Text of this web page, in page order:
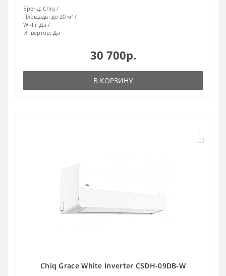
Бренд: Chiq
Площадь: до 20 м²
Wi-Fi: Да
Инвертор: Да
30 700р.
В КОРЗИНУ
Chiq Grace White Inverter CSDH-09DB-W